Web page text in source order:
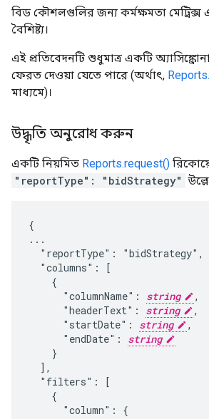
বিড কৌশলগুলির জন্য কর্মক্ষমতা
বৈশিষ্ট্য।
এই প্রতিবেদনটি শুধুমাত্র একটি
ফেরত দেওয়া যেতে পারে (অর্থাৎ,
মাধ্যমে)।
উদ্ধৃতি অনুরোধ করুন
একটি নিয়মিত Reports.request()
"reportType": "bidStrategy"
{
...
  "reportType": "bidStrategy",
  "columns": [
    {
      "columnName":
string
,
      "headerText":
string
,
      "startDate":
string
,
      "endDate":
string
    }
  ],
  "filters": [
    {
      "column": {